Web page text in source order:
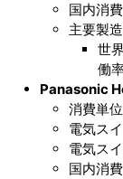
国内消
主要製
世
働
Panasonic
消費単位
電気ス
電気ス
国内消